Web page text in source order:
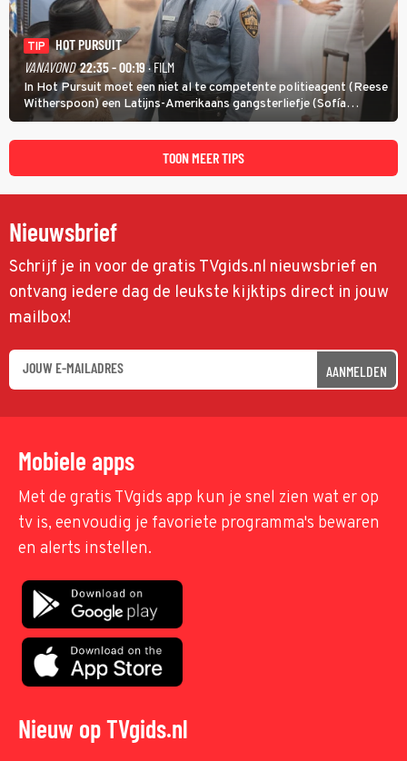
TIP
HOT PURSUIT
VANAVOND 22:35 - 00:19· FILM
In Hot Pursuit moet een niet al te competente politieagent (Reese
Witherspoon) een Latijns-Amerikaans gangsterliefje (Sofía
Vergara) beschermen tegen corrupte agenten en moordlustige
maffiatypes.
TOON MEER TIPS
Nieuwsbrief
Schrijf je in voor de gratis TVgids.nl nieuwsbrief en
ontvang iedere dag de leukste kijktips direct in jouw
mailbox!
AANMELDEN
Mobiele apps
Met de gratis TVgids app kun je snel zien wat er op
tv is, eenvoudig je favoriete programma's bewaren
en alerts instellen.
Nieuw op TVgids.nl